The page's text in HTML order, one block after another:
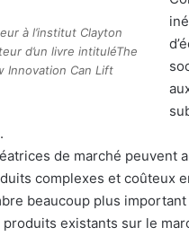
à l’institut Clayton
d’un livre intituléThe
Innovation Can Lift
de marché peuvent
complexes et coûteux
beaucoup plus
produits existants sur le